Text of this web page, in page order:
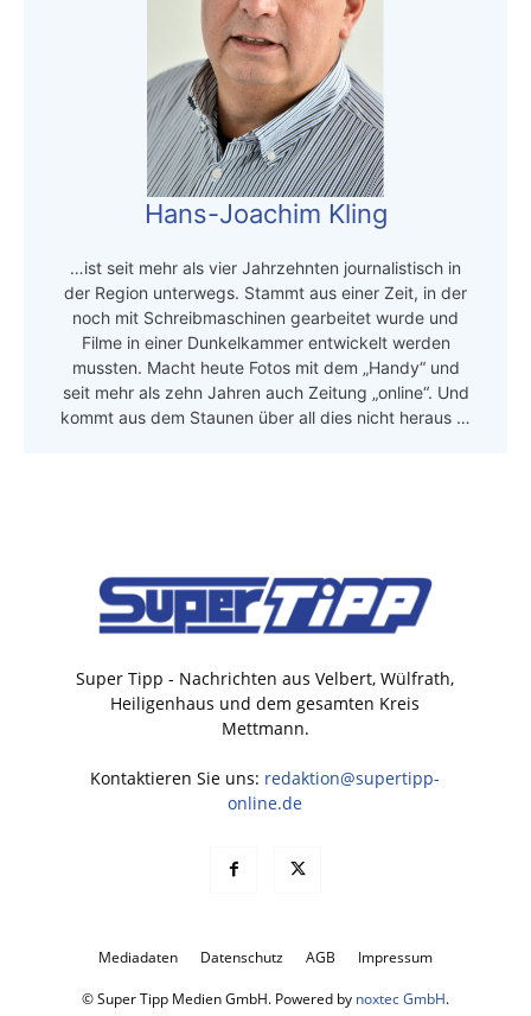
Hans-Joachim Kling
…ist seit mehr als vier Jahrzehnten journalistisch in
der Region unterwegs. Stammt aus einer Zeit, in der
noch mit Schreibmaschinen gearbeitet wurde und
Filme in einer Dunkelkammer entwickelt werden
mussten. Macht heute Fotos mit dem „Handy“ und
seit mehr als zehn Jahren auch Zeitung „online“. Und
kommt aus dem Staunen über all dies nicht heraus …
Super Tipp - Nachrichten aus Velbert, Wülfrath,
Heiligenhaus und dem gesamten Kreis
Mettmann.
Kontaktieren Sie uns: redaktion@supertipp-
online.de
Mediadaten Datenschutz AGB Impressum
© Super Tipp Medien GmbH. Powered by noxtec GmbH.